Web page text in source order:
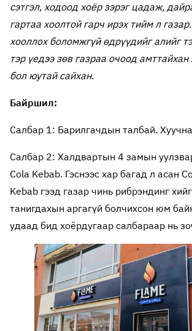
сэтгэл, ходоод хоёр зэрэг цадаж,
гартаа хоолтой гарч ирэх тийм л
хооллох боломжгүй өдрүүдийг алийг
тэр үедээ зөв газраа очоод
бол юутай сайхан.
Байршил:
Салбар 1: Барилгачдын талбай.
Салбар 2: Халдвартын 4 замын
Cola Kebab. Гэснээс хар багад л асан
Kebab гээд газар чинь рибрэндинг
танигдахын аргагүй болчихсон юм
удаад бид хоёрдугаар салбараар нь